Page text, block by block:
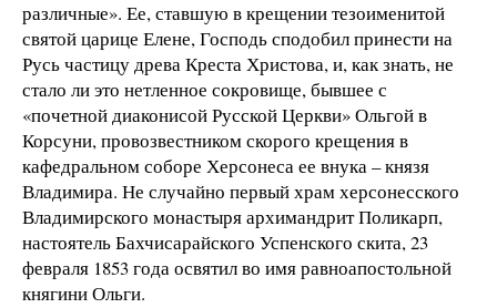
различные». Ее, ставшую в крещении тезоименитой
святой царице Елене, Господь сподобил принести на
Русь частицу древа Креста Христова, и, как знать, не
стало ли это нетленное сокровище, бывшее с
«почетной диаконисой Русской Церкви» Ольгой в
Корсуни, провозвестником скорого крещения в
кафедральном соборе Херсонеса ее внука – князя
Владимира. Не случайно первый храм херсонесского
Владимирского монастыря архимандрит Поликарп,
настоятель Бахчисарайского Успенского скита, 23
февраля 1853 года освятил во имя равноапостольной
княгини Ольги.